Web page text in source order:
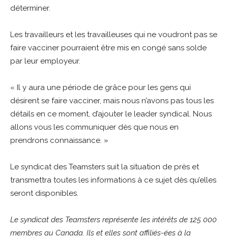
déterminer.
Les travailleurs et les travailleuses qui ne voudront pas se
faire vacciner pourraient être mis en congé sans solde
par leur employeur.
« Il y aura une période de grâce pour les gens qui
désirent se faire vacciner, mais nous n’avons pas tous les
détails en ce moment, d’ajouter le leader syndical. Nous
allons vous les communiquer dès que nous en
prendrons connaissance. »
Le syndicat des Teamsters suit la situation de près et
transmettra toutes les informations à ce sujet dès qu’elles
seront disponibles.
Le syndicat des Teamsters représente les intérêts de 125 000
membres au Canada. Ils et elles sont affiliés-ées à la